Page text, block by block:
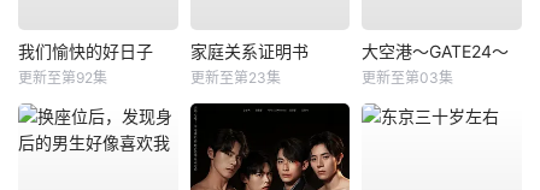
我们愉快的好日子
更新至第92集
家庭关系证明书
更新至第23集
大空港～GATE24～
更新至第03集